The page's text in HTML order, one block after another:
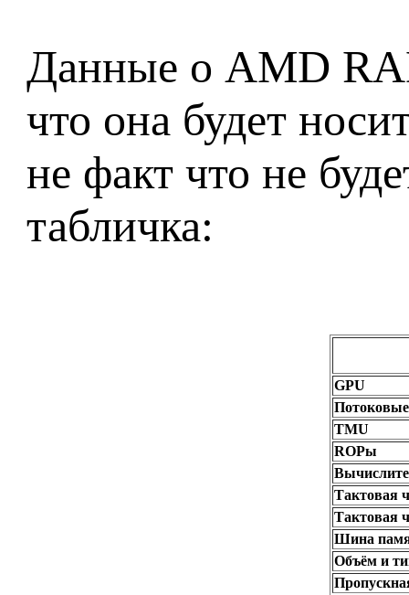
Данные о AMD
что она будет
не факт что не
табличка:
GPU
TMU
ROPы
Тактовая
Тактовая
Шина
Объём и